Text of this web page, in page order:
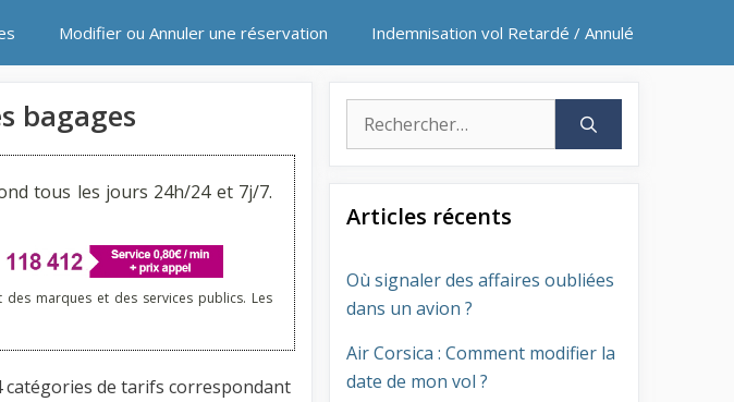
Modifier ou Annuler une réservation Indemnisation vol Retardé / Annulé
bagages
tous les jours 24h/24 et 7j/7.
marques et des services publics. Les
catégories de tarifs correspondant
Rechercher :
Articles récents
Où signaler des affaires oubliées
dans un avion ?
Air Corsica : Comment modifier la
date de mon vol ?